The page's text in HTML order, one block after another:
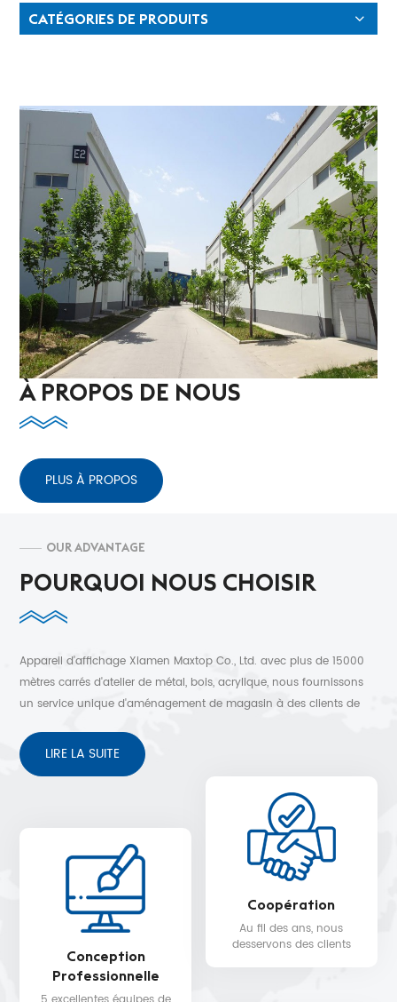
CATÉGORIES DE PRODUITS
À PROPOS DE NOUS
PLUS À PROPOS
OUR ADVANTAGE
POURQUOI NOUS CHOISIR
Appareil d'affichage Xiamen Maxtop Co., Ltd. avec plus de 15000
mètres carrés d'atelier de métal, bois, acrylique, nous fournissons
un service unique d'aménagement de magasin à des clients de
service après-vente sans soucis.
LIRE LA SUITE
Conception
Professionnelle
Coopération
Au fil des ans, nous
desservons des clients